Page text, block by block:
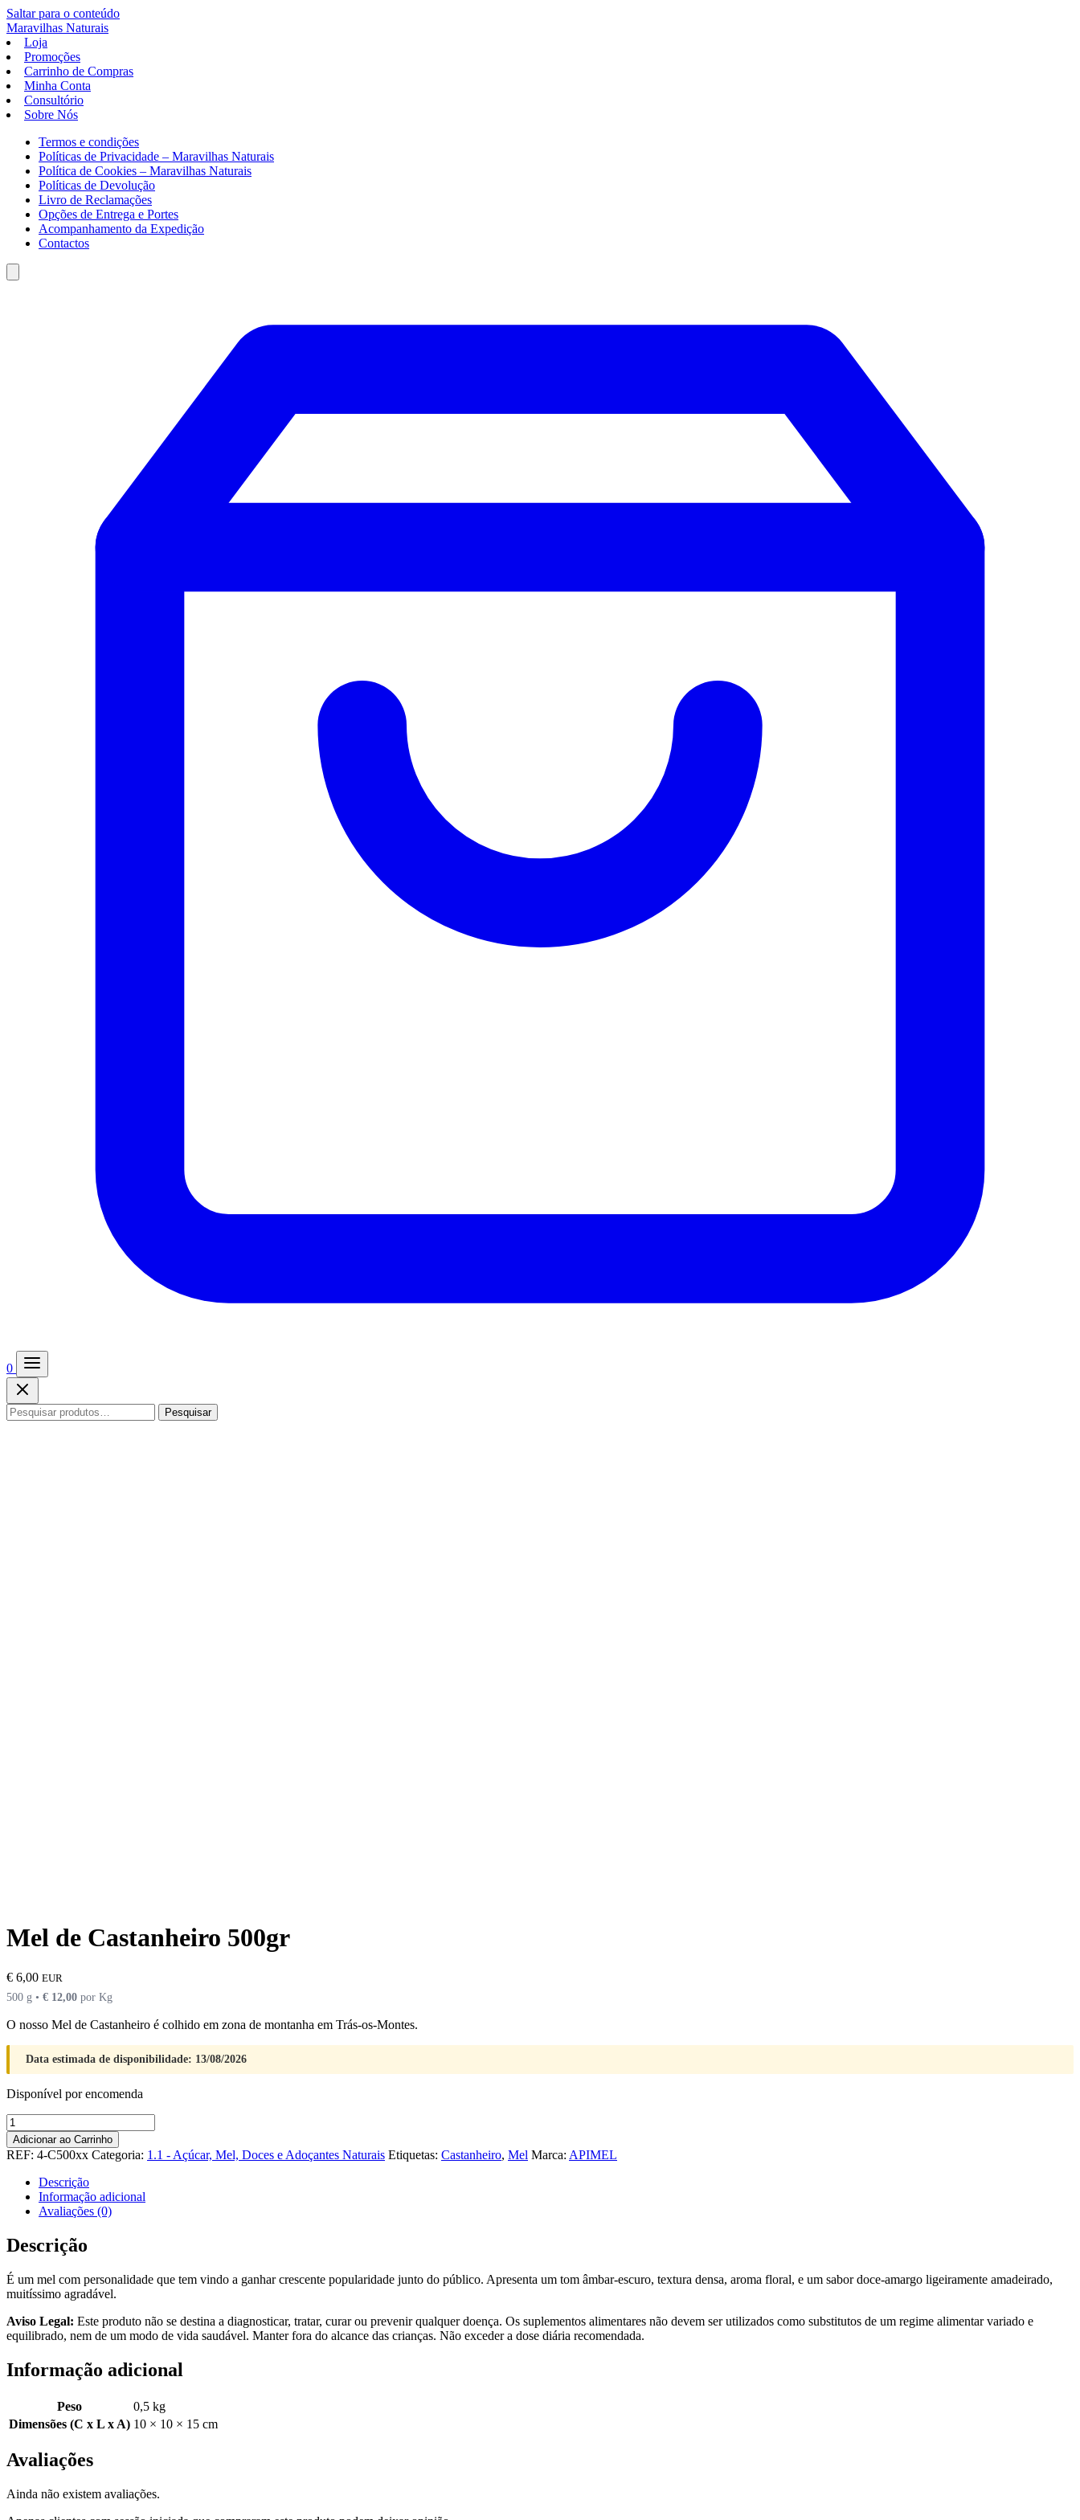
Saltar para o conteúdo
Maravilhas Naturais
Loja
Promoções
Carrinho de Compras
Minha Conta
Consultório
Sobre Nós
Termos e condições
Políticas de Privacidade – Maravilhas Naturais
Política de Cookies – Maravilhas Naturais
Políticas de Devolução
Livro de Reclamações
Opções de Entrega e Portes
Acompanhamento da Expedição
Contactos
0
Pesquisar
Mel de Castanheiro 500gr
€ 6,00 EUR
500 g • € 12,00 por Kg
O nosso Mel de Castanheiro é colhido em zona de montanha em Trás-os-Montes.
Data estimada de disponibilidade: 13/08/2026
Disponível por encomenda
Quantidade
de
Mel
de
Castanheiro
500gr
Adicionar ao Carrinho
REF: 4-C500xx Categoria: 1.1 - Açúcar, Mel, Doces e Adoçantes Naturais Etiquetas: Castanheiro, Mel Marca: APIMEL
Descrição
Informação adicional
Avaliações (0)
Descrição
É um mel com personalidade que tem vindo a ganhar crescente popularidade junto do público. Apresenta um tom âmbar-escuro, textura densa, aroma floral, e um sabor doce-amargo ligeiramente amadeirado,
muitíssimo agradável.
Aviso Legal: Este produto não se destina a diagnosticar, tratar, curar ou prevenir qualquer doença. Os suplementos alimentares não devem ser utilizados como substitutos de um regime alimentar variado e
equilibrado, nem de um modo de vida saudável. Manter fora do alcance das crianças. Não exceder a dose diária recomendada.
Informação adicional
Peso
0,5 kg
Dimensões (C x L x A) 10 × 10 × 15 cm
Avaliações
Ainda não existem avaliações.